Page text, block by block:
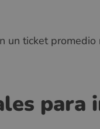
un ticket promedio
para